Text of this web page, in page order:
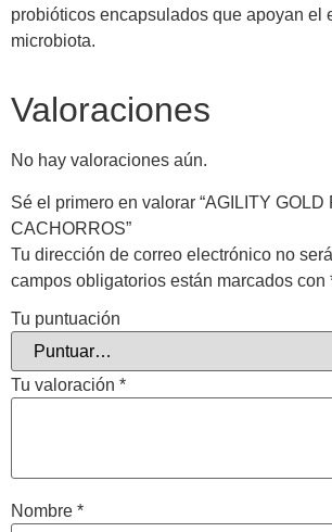
probióticos encapsulados que apoyan el
microbiota.
Valoraciones
No hay valoraciones aún.
Sé el primero en valorar “AGILITY GOLD
CACHORROS”
Tu dirección de correo electrónico no
campos obligatorios están marcados con
Tu puntuación
Tu valoración *
Nombre *